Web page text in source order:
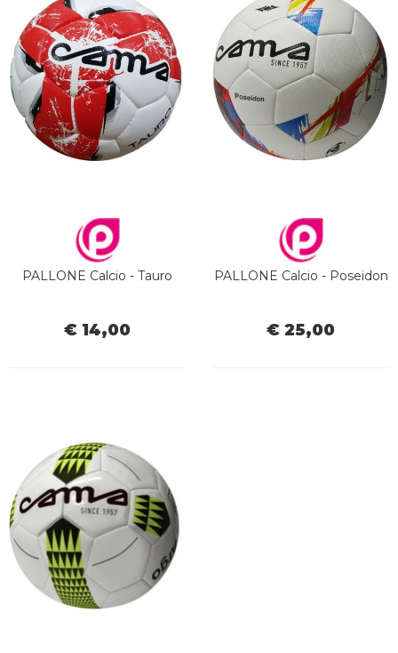
PALLONE Calcio - Tauro
€ 14,00
PALLONE Calcio - Poseidon
€ 25,00